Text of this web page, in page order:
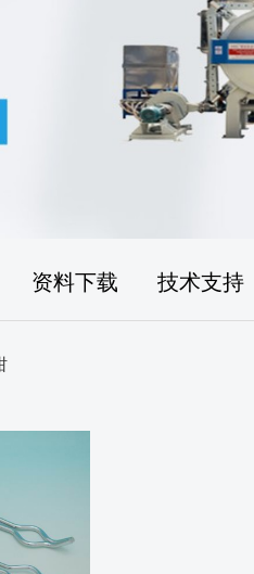
真空气氛炉客户评价
耐火隔热材料客户评价
资料下载 技术支持